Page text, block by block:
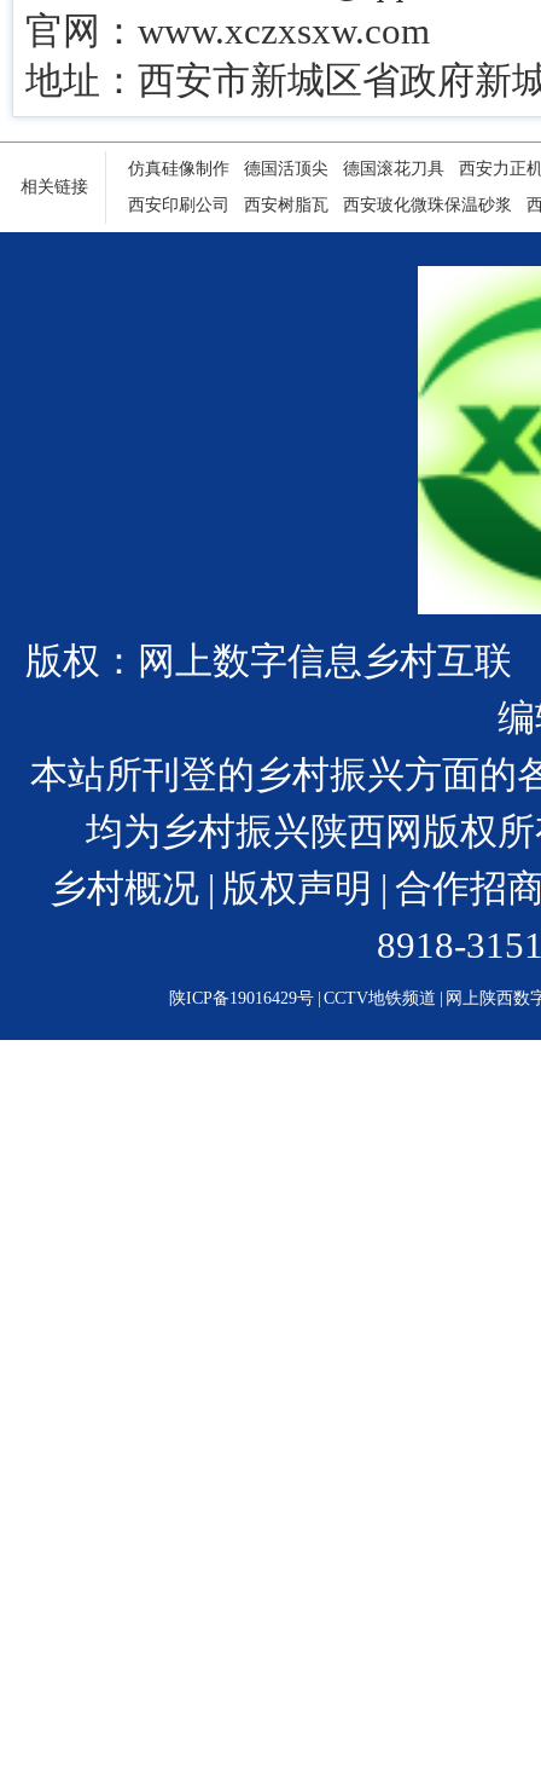
官网：www.xczxsxw.com
地址：西安市新城区省政府新
相关链接
仿真硅像制作 德国活顶尖 德国滚花刀具
西安力正
西安印刷公司
西安树脂瓦 西安玻化微珠保温砂浆
版权：网上数字信息乡村互
本站所刊登的乡村振兴方面的
均为乡村振兴陕西网版权
乡村概况
版权声明 |合作招
8918-
陕ICP备19016429号 |CCTV地铁频道 网上陕西数